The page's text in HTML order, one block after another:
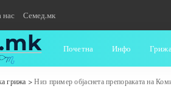
нас Семед.мк
Почетна Инфо Грижа
грижа >Низ пример објаснета препораката на